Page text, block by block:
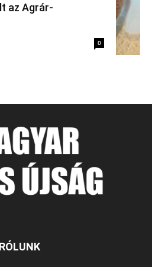
az Agrár-
0
RÓLUNK